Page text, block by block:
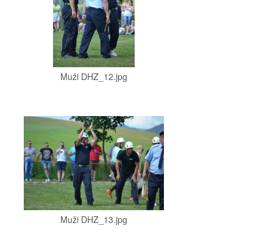
Muži DHZ_12.jpg
Muži DHZ_13.jpg